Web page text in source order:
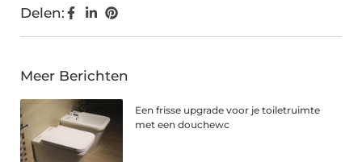
Delen:
Meer Berichten
Een frisse upgrade voor je toiletruimte
met een douchewc